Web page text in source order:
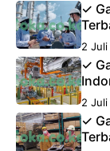
✓
2 Juli
✓
2 Juli
✓